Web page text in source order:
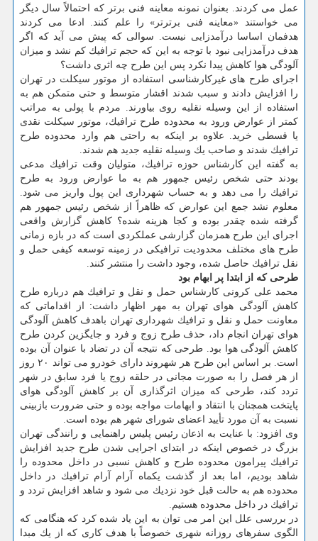
عمل می كردند. بعنوان نمونه معاینه فنی برتر كه احتمالاً سال دیگر
می خواستند «معاینه فنی برترتر» را علم كنند. ادعا می كردند
هدفمان اساسا درآمدزایی نیست. سوالی كه پیش می آید كه اگر
هدف درآمدزایی نبود با توجه به این كه حجم ترافیك كم نشد و میزان
آلودگی هوا كاهش پیدا نكرد پس این طرح چه اثری داشت؟
اجرای طرح های غیركارشناسی استفاده از موتور سیكلت در تهران
را افزایش دادند و سبب شدند اقشار متوسط و حتی متمكن هم به
استفاده از این وسیله نقلیه روی بیاورند. مردم با پولی به مراتب
كمتر از عوارض ورود به محدوده طرح ترافیك، موتور سیكلت نقدی
یا قسطی خرید. علاوه بر اینكه به راحتی هم وارد محدوده طرح
ترافیك شدند و صاحب یك وسیله نقلیه جدید هم شدند.
به گفته این كارشناس حوزه ترافیك، متولیان وقت ترافیك مدعی
بودند حتی شخص رئیس جمهور هم به ما عوارض ورود به طرح
ترافیك را می دهد و به حساب شهرداری این پول واریز می شود.
معلوم نشد جمع این عوارض كه ظاهراً از شخص رئیس جمهور هم
گرفته شده چقدر بوده و كجا هزینه شده؟ كاهش گزارش واقعی
اجرای این طرح همزمان گزارشی عملكردی است كه در بازه زمانی
طرح های مختلف محدودیت ترافیكی در زمینه توسعه كیفی حمل و
نقل ترافیك حاصل شده، وجود داشت را منتشر كنند.
طرحی كه از ابتدا پر ابهام بود
محمد علی كرونی كارشناس حمل و نقل و ترافیك هم درباره طرح
كاهش آلودگی هوای تهران به مهر اظهار داشت: از اقداماتی كه
معاونت حمل و نقل و ترافیك شهرداری تهران باهدف كاهش آلودگی
هوای تهران انجام داد، حذف طرح زوج و فرد و جایگزین كردن طرح
كاهش آلودگی هوا بود. طرحی كه نتیجه آن در تضاد با عنوان آن بوده
است. بر اساس این طرح هر شهروند دارای خودرو می تواند ۲۰ روز
از هر فصل را به صورت مجانی در حلقه زوج یا فرد سابق در شهر
تردد كند، طرحی كه میزان اثرگذاری آن بر كاهش آلودگی هوای
پایتخت همچنان با انتقاد و ابهامات مواجه بوده و حتی ضرورت بازبینی
نسبت به آن مورد تأیید اعضای شورای شهر هم بوده است.
وی افزود: با عنایت به اذعان رئیس پلیس راهنمایی و رانندگی تهران
بزرگ در خصوص اینكه در ابتدای اجرایی شدن طرح جدید افزایش
ترافیك پیرامون محدوده طرح و كاهش نسبی در داخل محدوده را
شاهد بودیم، اما بعد از گذشت یكماه آرام آرام ترافیك در داخل
محدوده هم به حالت قبل خود نزدیك می شود و شاهد افزایش تردد و
ترافیك در داخل محدوده هستیم.
در بررسی علل این امر می توان به این یاد شده كرد كه هنگامی كه
الگوی سفرهای روزانه شهری خصوصاً با هدف كاری كه از یك مبدا